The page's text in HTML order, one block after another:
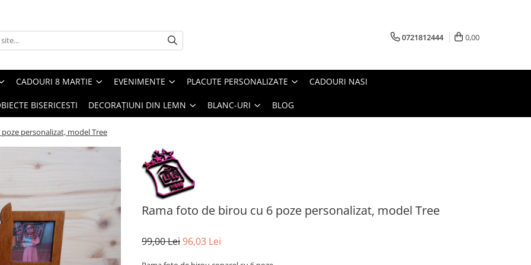
0721812444 0,00
CADOURI 8 MARTIE EVENIMENTE PLACUTE PERSONALIZATE CADOURI NASI
BISERICESTI DECORAȚIUNI DIN LEMN BLANC-URI BLOG
personalizat, model Tree
Rama foto de birou cu 6 poze personalizat, model Tree
99,00 Lei96,03 Lei